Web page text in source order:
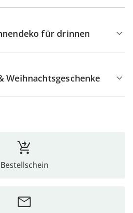
für drinnen
Weihnachtsgeschenke
Bestellschein